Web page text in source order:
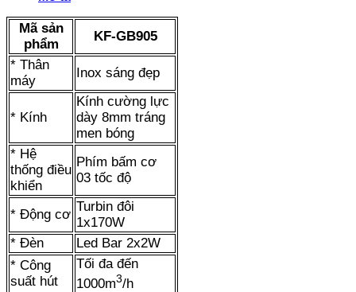
lượng
Mã sản
phẩm
KF-GB905
* Thân
máy
Inox sáng đẹp
* Kính
Kính cường lực
dày 8mm tráng
men bóng
* Hệ
thống điều
khiển
Phím bấm cơ
03 tốc độ
* Động cơ
Turbin đôi
1x170W
* Đèn
Led Bar 2x2W
* Công
suất hút
Tối đa đến
1000m3/h